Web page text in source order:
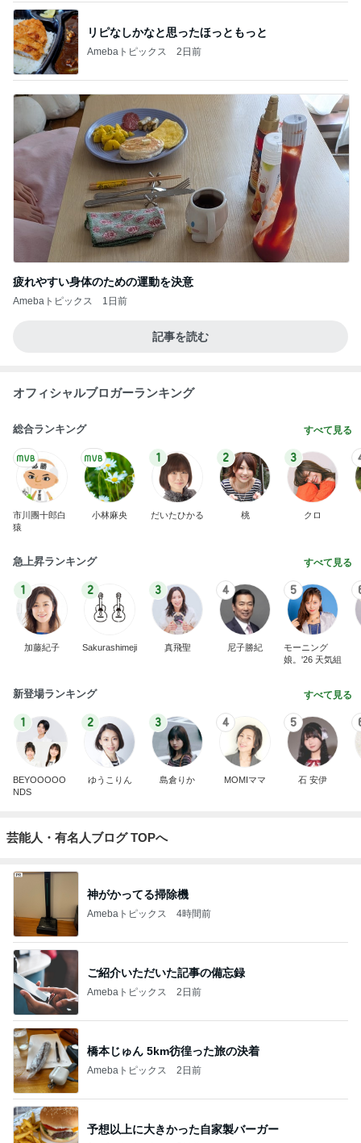
リピなしかなと思ったほっともっと
Amebaトピックス 2日前
疲れやすい身体のための運動を決意
Amebaトピックス 1日前
記事を読む
オフィシャルブロガーランキング
総合ランキング すべて見る
市川團十郎白
猿
小林麻央
1
だいたひかる
2
桃
3
クロ
急上昇ランキング すべて見る
1
加藤紀子
2
Sakurashimeji
3
真飛聖
4
尼子勝紀
5
モーニング
娘。'26 天気組
新登場ランキング すべて見る
1
BEYOOOOO
NDS
2
ゆうこりん
3
島倉りか
4
MOMIママ
5
石 安伊
芸能人・有名人ブログ TOPへ
神がかってる掃除機
Amebaトピックス 4時間前
ご紹介いただいた記事の備忘録
Amebaトピックス 2日前
橋本じゅん 5km彷徨った旅の決着
Amebaトピックス 2日前
予想以上に大きかった自家製バーガー